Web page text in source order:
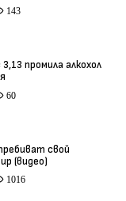
143
промила алкохол
60
свой
(видео)
1016